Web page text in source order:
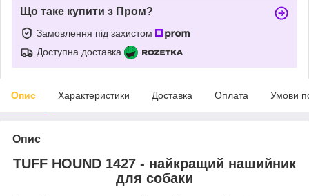
Що таке купити з Пром?
Замовлення під захистом
Доступна доставка
Опис Характеристики Доставка Оплата Умови
Опис
TUFF HOUND 1427 - найкращий нашийник
для собаки